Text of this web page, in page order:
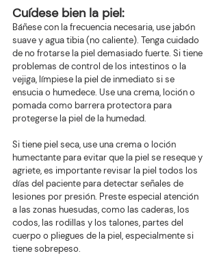
Cuídese bien la piel:
Báñese con la frecuencia necesaria, use jabón
suave y agua tibia (no caliente). Tenga cuidado
de no frotarse la piel demasiado fuerte. Si tiene
problemas de control de los intestinos o la
vejiga, límpiese la piel de inmediato si se
ensucia o humedece. Use una crema, loción o
pomada como barrera protectora para
protegerse la piel de la humedad.
Si tiene piel seca, use una crema o loción
humectante para evitar que la piel se reseque y
agriete, es importante revisar la piel todos los
días del paciente para detectar señales de
lesiones por presión. Preste especial atención
a las zonas huesudas, como las caderas, los
codos, las rodillas y los talones, partes del
cuerpo o pliegues de la piel, especialmente si
tiene sobrepeso.